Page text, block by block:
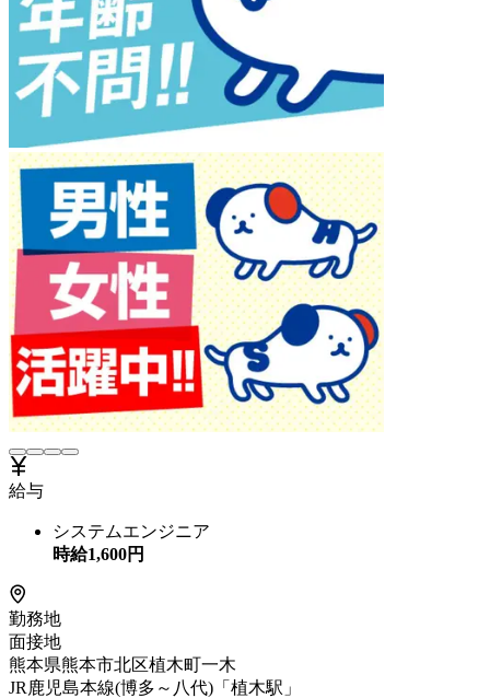
給与
システムエンジニア
時給1,600円
勤務地
面接地
熊本県熊本市北区植木町一木
JR鹿児島本線(博多～八代)「植木駅」